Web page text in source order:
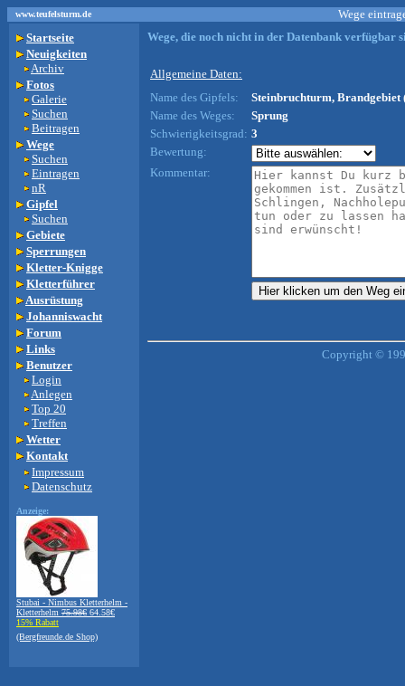
www.teufelsturm.de
Wege
Startseite
Neuigkeiten
Archiv
Fotos
Galerie
Suchen
Beitragen
Wege
Suchen
Eintragen
nR
Gipfel
Suchen
Gebiete
Sperrungen
Kletter-Knigge
Kletterführer
Ausrüstung
Johanniswacht
Forum
Links
Benutzer
Login
Anlegen
Top 20
Treffen
Wetter
Kontakt
Impressum
Datenschutz
Anzeige:
Stubai - Nimbus Kletterhelm -
Kletterhelm 75.98€ 64.58€
15% Rabatt
(Bergfreunde.de Shop)
Wege, die noch nicht in der Datenbank verfügbar
Allgemeine Daten:
Name des Gipfels:
Steinbruchturm, Brandgebiet
Name des Weges:
Sprung
Schwierigkeitsgrad: 3
Bewertung:
Kommentar:
Copyright ©